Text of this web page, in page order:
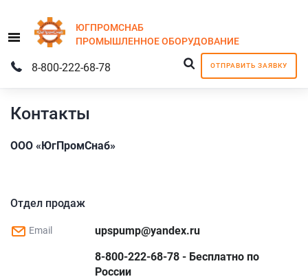
Menu
ЮГПРОМСНАБ
ПРОМЫШЛЕННОЕОБОРУДОВАНИЕ
ОТПРАВИТЬ ЗАЯВКУ
8-800-222-68-78
Контакты
ООО «ЮгПромСнаб»
Отдел продаж
Email upspump@yandex.ru
8-800-222-68-78 - Бесплатно по
России